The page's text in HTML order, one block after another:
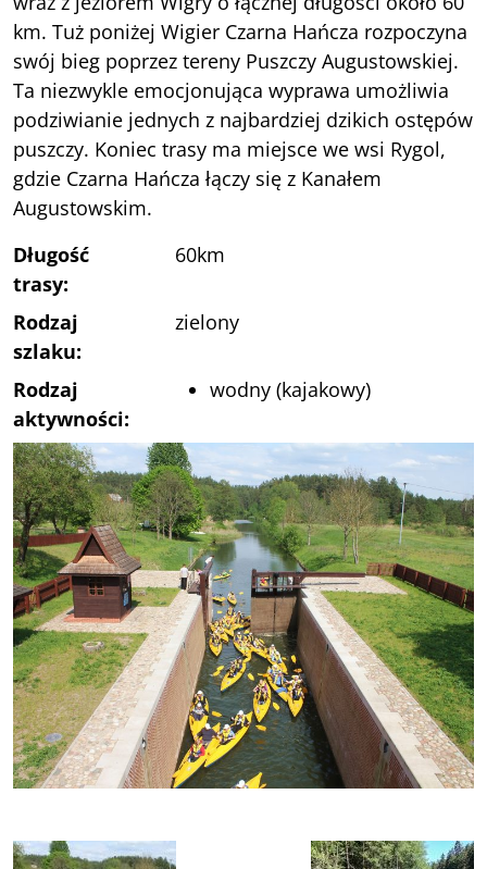
km. Tuż poniżej Wigier Czarna Hańcza rozpoczyna
swój bieg poprzez tereny Puszczy Augustowskiej.
Ta niezwykle emocjonująca wyprawa umożliwia
podziwianie jednych z najbardziej dzikich ostępów
puszczy. Koniec trasy ma miejsce we wsi Rygol,
gdzie Czarna Hańcza łączy się z Kanałem
Augustowskim.
Długość
trasy:
60km
Rodzaj
szlaku:
zielony
Rodzaj
aktywności:
wodny (kajakowy)